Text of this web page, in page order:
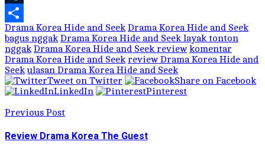
Tumblr
Share
Drama Korea Hide and Seek Drama Korea Hide and Seek
bagus nggak Drama Korea Hide and Seek layak tonton
nggak Drama Korea Hide and Seek review komentar
Drama Korea Hide and Seek review Drama Korea Hide and
Seek ulasan Drama Korea Hide and Seek
Tweet on Twitter
Share on Facebook
LinkedIn
Pinterest
Previous Post
Review Drama Korea The Guest